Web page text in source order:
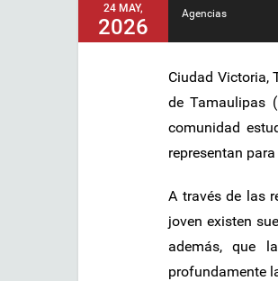
24 MAY,
2026
Agencias
Ciudad Victoria,
de Tamaulipas
comunidad
representan
A través de las
joven existen
además, que
profundamente